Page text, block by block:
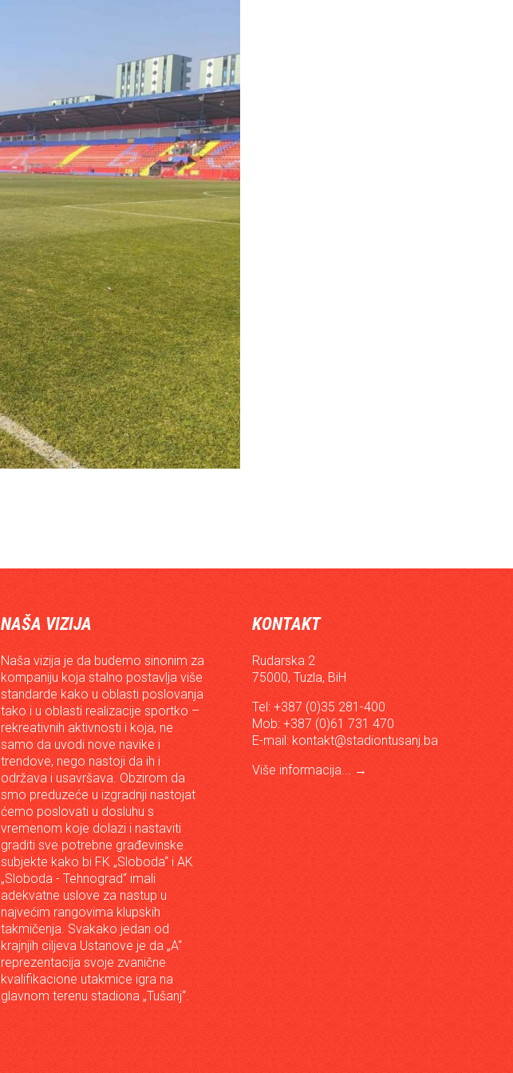
NAŠA VIZIJA
Naša vizija je da budemo sinonim za
kompaniju koja stalno postavlja više
standarde kako u oblasti poslovanja
tako i u oblasti realizacije sportko –
rekreativnih aktivnosti i koja, ne
samo da uvodi nove navike i
trendove, nego nastoji da ih i
održava i usavršava. Obzirom da
smo preduzeće u izgradnji nastojat
ćemo poslovati u dosluhu s
vremenom koje dolazi i nastaviti
graditi sve potrebne građevinske
subjekte kako bi FK „Sloboda“ i AK
„Sloboda - Tehnograd“ imali
adekvatne uslove za nastup u
najvećim rangovima klupskih
takmičenja. Svakako jedan od
krajnjih ciljeva Ustanove je da „A“
reprezentacija svoje zvanične
kvalifikacione utakmice igra na
glavnom terenu stadiona „Tušanj“.
KONTAKT
Rudarska 2
75000, Tuzla, BiH
Tel: +387 (0)35 281-400
Mob: +387 (0)61 731 470
E-mail: kontakt@stadiontusanj.ba
Više informacija... →